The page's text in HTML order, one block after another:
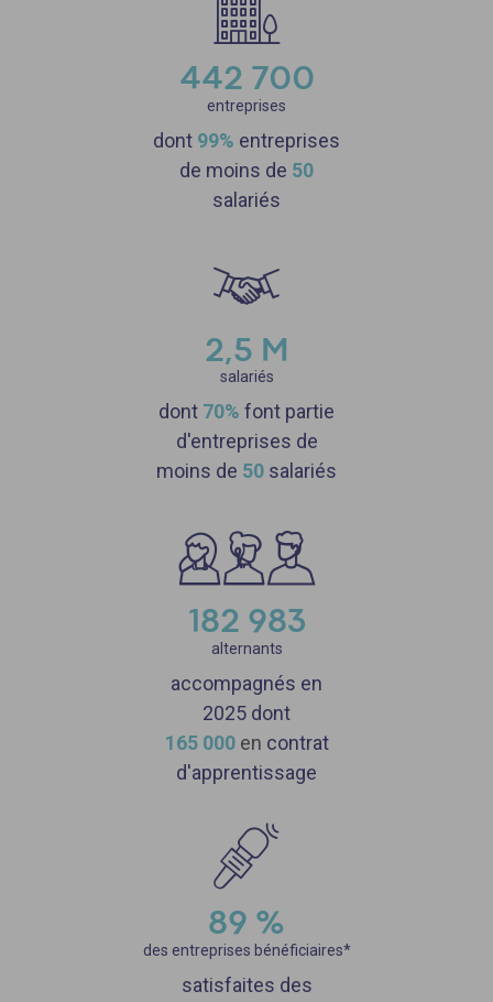
442 700
entreprises
dont 99% entreprises
de moins de 50
salariés
2,5 M
salariés
dont 70% font partie
d'entreprises de
moins de 50 salariés
182 983
alternants
accompagnés en
2025 dont
165 000 en contrat
d'apprentissage
89 %
des entreprises bénéficiaires*
satisfaites des